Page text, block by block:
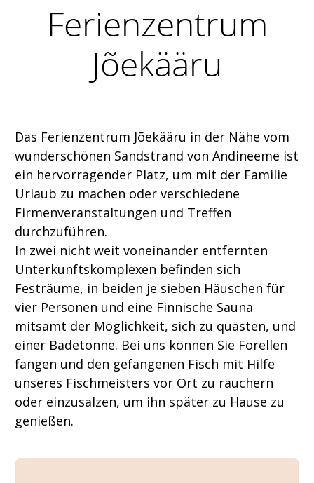
Ferienzentrum
Jõekääru
Das Ferienzentrum Jõekääru in der Nähe vom
wunderschönen Sandstrand von Andineeme ist
ein hervorragender Platz, um mit der Familie
Urlaub zu machen oder verschiedene
Firmenveranstaltungen und Treffen
durchzuführen.
In zwei nicht weit voneinander entfernten
Unterkunftskomplexen befinden sich
Festräume, in beiden je sieben Häuschen für
vier Personen und eine Finnische Sauna
mitsamt der Möglichkeit, sich zu quästen, und
einer Badetonne. Bei uns können Sie Forellen
fangen und den gefangenen Fisch mit Hilfe
unseres Fischmeisters vor Ort zu räuchern
oder einzusalzen, um ihn später zu Hause zu
genießen.